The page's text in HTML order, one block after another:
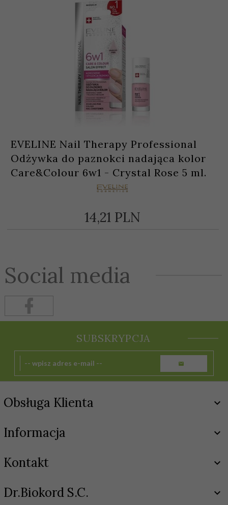
EVELINE Nail Therapy Professional
Odżywka do paznokci nadająca kolor
Care&Colour 6w1 - Crystal Rose 5 ml.
14,21 PLN
Social media
SUBSKRYPCJA
Obsługa Klienta
Informacja
Kontakt
Dr.Biokord S.C.